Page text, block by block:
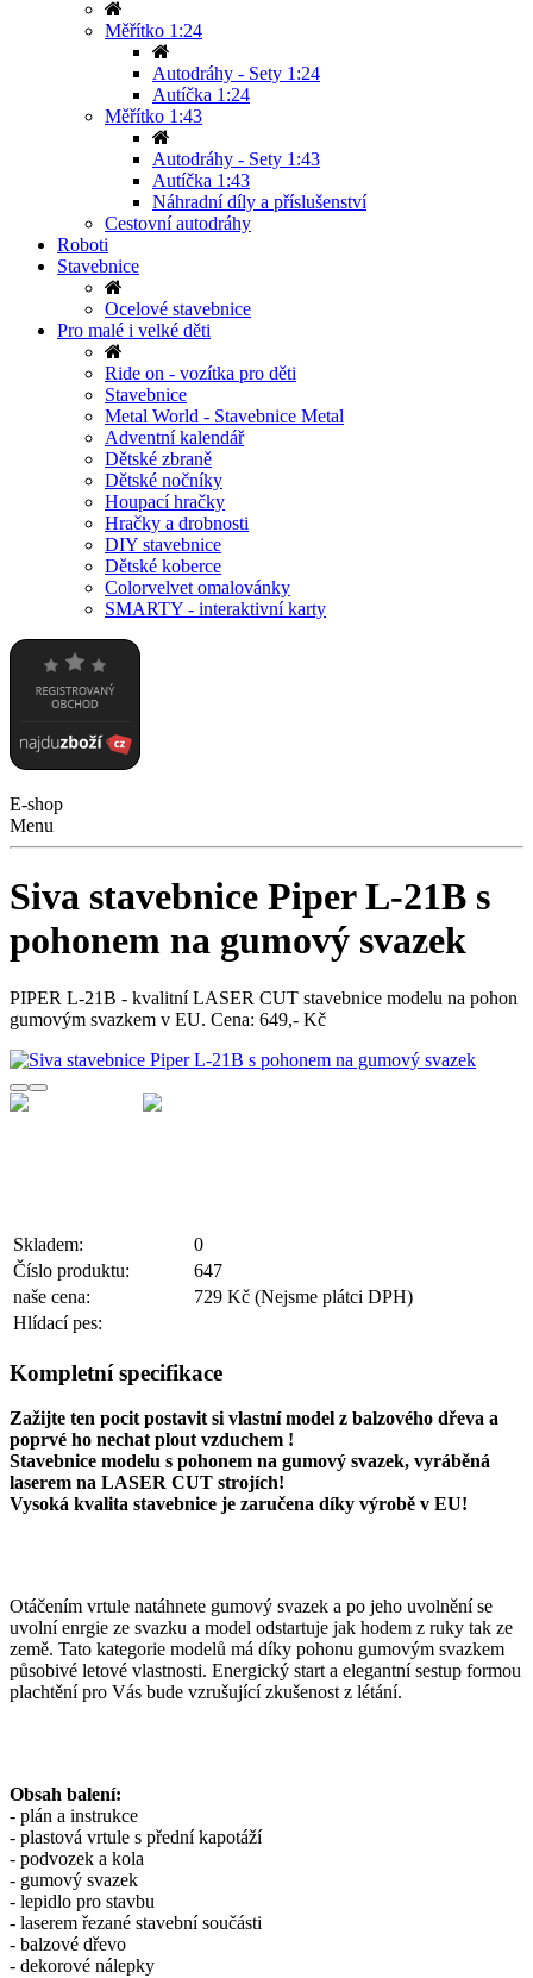
Měřítko 1:24
Autodráhy - Sety 1:24
Autíčka 1:24
Měřítko 1:43
Autodráhy - Sety 1:43
Autíčka 1:43
Náhradní díly a příslušenství
Cestovní autodráhy
Roboti
Stavebnice
Ocelové stavebnice
Pro malé i velké děti
Ride on - vozítka pro děti
Stavebnice
Metal World - Stavebnice Metal
Adventní kalendář
Dětské zbraně
Dětské nočníky
Houpací hračky
Hračky a drobnosti
DIY stavebnice
Dětské koberce
Colorvelvet omalovánky
SMARTY - interaktivní karty
E-shop
Menu
Siva stavebnice Piper L-21B s
pohonem na gumový svazek
PIPER L-21B - kvalitní LASER CUT stavebnice modelu na pohon
gumovým svazkem v EU. Cena: 649,- Kč
Skladem:
0
Číslo produktu:
647
naše cena:
729 Kč (Nejsme plátci DPH)
Hlídací pes:
Kompletní specifikace
Zažijte ten pocit postavit si vlastní model z balzového dřeva a
poprvé ho nechat plout vzduchem !
Stavebnice modelu s pohonem na gumový svazek, vyráběná
laserem na LASER CUT strojích!
Vysoká kvalita stavebnice je zaručena díky výrobě v EU!
Otáčením vrtule natáhnete gumový svazek a po jeho uvolnění se
uvolní enrgie ze svazku a model odstartuje jak hodem z ruky tak ze
země. Tato kategorie modelů má díky pohonu gumovým svazkem
působivé letové vlastnosti. Energický start a elegantní sestup formou
plachtění pro Vás bude vzrušující zkušenost z létání.
Obsah balení:
- plán a instrukce
- plastová vrtule s přední kapotáží
- podvozek a kola
- gumový svazek
- lepidlo pro stavbu
- laserem řezané stavební součásti
- balzové dřevo
- dekorové nálepky